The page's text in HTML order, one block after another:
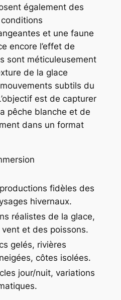
également des
et une faune
encore l’effet de
sont méticuleusement
de la glace
subtils du
est de capturer
pêche blanche et de
dans un format
fidèles des
hivernaux.
réalistes de la glace,
et des poissons.
gelés, rivières
côtes isolées.
jour/nuit, variations